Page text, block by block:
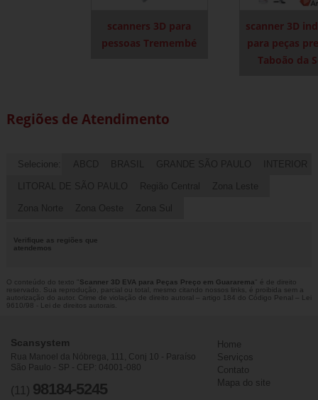
scanners 3D para
pessoas Tremembé
scanner 3D
para peças
Taboão da
Regiões de Atendimento
Selecione: ABCD BRASIL GRANDE SÃO PAULO INTERIOR
LITORAL DE SÃO PAULO Região Central Zona Leste
Zona Norte Zona Oeste Zona Sul
Verifique as regiões que
atendemos
O conteúdo do texto " Scanner 3D EVA para Peças Preço em Guararema " é de direito
reservado. Sua reprodução, parcial ou total, mesmo citando nossos links, é proibida sem a
autorização do autor. Crime de violação de direito autoral – artigo 184 do Código Penal –
Lei
9610/98 - Lei de direitos autorais
Scansystem
Rua Manoel da Nóbrega, 111, Conj 10 - Paraíso
São Paulo - SP - CEP: 04001-080
(11) 98184-5245
Home
Serviços
Contato
Mapa do site